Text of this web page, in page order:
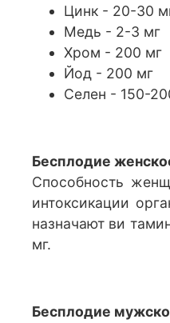
Цинк - 20-30
Медь - 2-3 мг
Хром - 200 мг
Йод - 200 мг
Селен - 150-
Бесплодие
Способность
интоксикации
назначают ви
мг.
Бесплодие